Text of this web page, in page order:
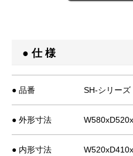
● 仕 様
● 品番 SH-シリー
● 外形寸法
● 内形寸法